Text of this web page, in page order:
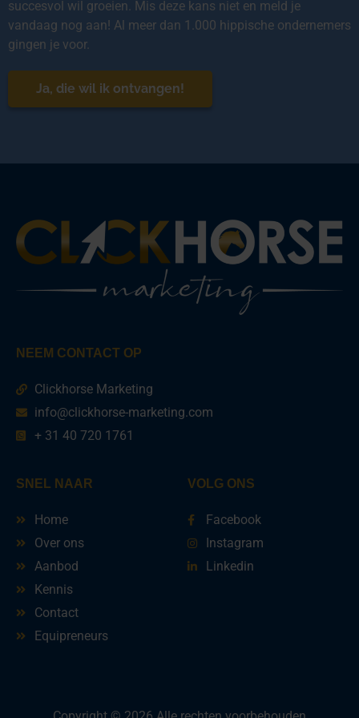
succesvol wil groeien. Mis deze kans niet en meld je
vandaag nog aan! Al meer dan 1.000 hippische ondernemers
gingen je voor.
Ja, die wil ik ontvangen!
NEEM CONTACT OP
Clickhorse Marketing
info@clickhorse-marketing.com
+ 31 40 720 1761
SNEL NAAR
Home
Over ons
Aanbod
Kennis
Contact
Equipreneurs
VOLG ONS
Facebook
Instagram
Linkedin